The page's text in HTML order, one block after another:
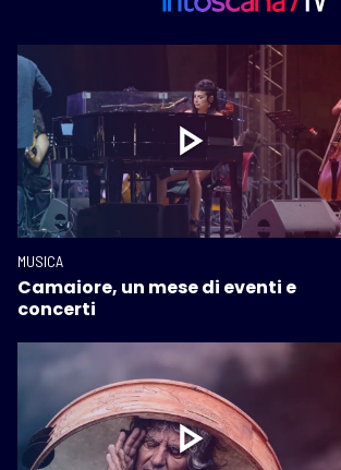
MUSICA
Camaiore, un mese di eventi e
concerti